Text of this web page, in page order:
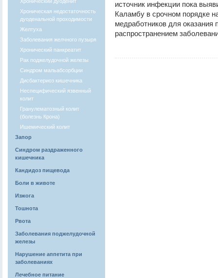
Хроническая недостаточность
дуоденальной проходимости
Желтуха
Заболевания желчного пузыря
Хронический панкреатит
Рак поджелудочной железы
Синдром мальабсорбции
Дисбактериоз кишечника
Неспецифический язвенный
колит
Гранулематозный колит
(болезнь Крона)
Ишемический колит
Запор
Синдром раздраженного
кишечника
Кандидоз пищевода
Боли в животе
Изжога
Тошнота
Рвота
Заболевания поджелудочной
железы
Нарушение аппетита при
заболеваниях
Лечебное питание
источник инфекции пока
Каламбу в срочном порядке
медработников для
распространением